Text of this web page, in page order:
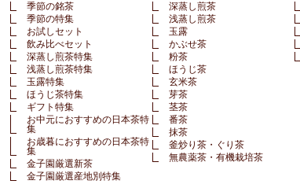
季節の銘茶
季節の特集
お試しセット
飲み比べセット
深蒸し煎茶特集
浅蒸し煎茶特集
玉露特集
ほうじ茶特集
ギフト特集
お中元におすすめの日本茶特
集
お歳暮におすすめの日本茶特
集
金子園厳選新茶
金子園厳選産地別特集
深蒸し煎茶
浅蒸し煎茶
玉露
かぶせ茶
粉茶
ほうじ茶
玄米茶
芽茶
茎茶
番茶
抹茶
釜炒り茶・ぐり茶
無農薬茶・有機栽培茶